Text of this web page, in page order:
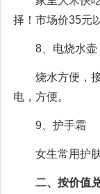
择！市场价35元
8、电烧水壶
烧水方便，
电，方便。
9、护手霜
女生常用护
二、按价值